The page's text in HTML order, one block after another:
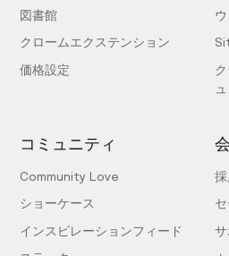
図書館
クロームエクステンション
価格設定
コミュニティ
Community Love
ショーケース
インスピレーションフィード
サ